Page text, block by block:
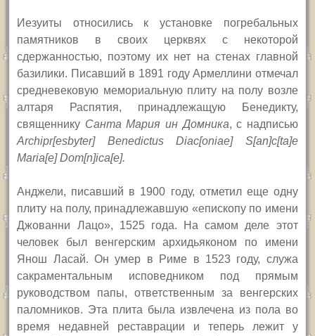
Иезуиты относились к установке погребальных
памятников в своих церквях с некоторой
сдержанностью, поэтому их нет на стенах главной
базилики. Писавший в 1891 году Армеллини отмечал
средневековую мемориальную плиту на полу возле
алтаря Распятия, принадлежащую Бенедикту,
священнику Санта Мария ин Домника, с надписью
Archipr[esbyter] Benedictus Diac[oniae] S[an]c[ta]e
Maria[e] Dom[n]ica[e].
Анджели, писавший в 1900 году, отметил еще одну
плиту на полу, принадлежавшую «епископу по имени
Джованни Лацо», 1525 года. На самом деле этот
человек был венгерским архидьяконом по имени
Янош Ласай. Он умер в Риме в 1523 году, служа
сакраментальным исповедником под прямым
руководством папы, ответственным за венгерских
паломников. Эта плита была извлечена из пола во
время недавней реставрации и теперь лежит у